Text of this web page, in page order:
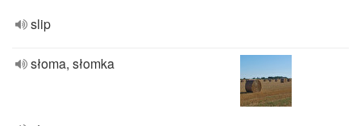
slip
słoma, słomka